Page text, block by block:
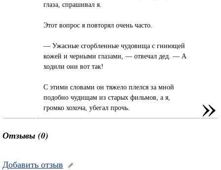
глаза, спрашивал я.
Этот вопрос я повторял очень часто.
— Ужасные сгорбленные чудовища с гниющей
кожей и черными глазами, — отвечал дед. — А
ходили они вот так!
С этими словами он тяжело плелся за мной
подобно чудищам из старых фильмов, а я,
громко хохоча, убегал прочь.
»
Отзывы (0)
Добавить отзыв